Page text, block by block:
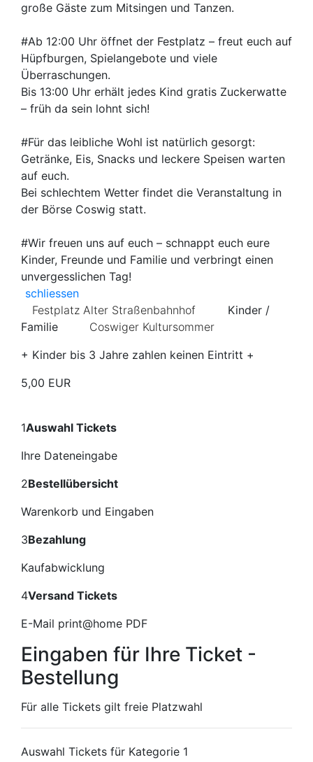
große Gäste zum Mitsingen und Tanzen.
#Ab 12:00 Uhr öffnet der Festplatz – freut euch auf
Hüpfburgen, Spielangebote und viele
Überraschungen.
Bis 13:00 Uhr erhält jedes Kind gratis Zuckerwatte
– früh da sein lohnt sich!
#Für das leibliche Wohl ist natürlich gesorgt:
Getränke, Eis, Snacks und leckere Speisen warten
auf euch.
Bei schlechtem Wetter findet die Veranstaltung in
der Börse Coswig statt.
#Wir freuen uns auf euch – schnappt euch eure
Kinder, Freunde und Familie und verbringt einen
unvergesslichen Tag!
Weitere Informationen zur Veranstaltung wieder schließen
schliessen
Festplatz Alter Straßenbahnhof
Kinder /
Familie
Coswiger Kultursommer
+ Kinder bis 3 Jahre zahlen keinen Eintritt +
5,00 EUR
1Auswahl Tickets
Ihre Dateneingabe
2Bestellübersicht
Warenkorb und Eingaben
3Bezahlung
Kaufabwicklung
4Versand Tickets
E-Mail print@home PDF
Eingaben für Ihre Ticket -
Bestellung
Für alle Tickets gilt freie Platzwahl
Auswahl Tickets für Kategorie 1